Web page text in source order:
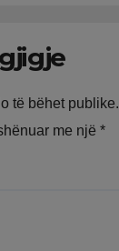
të bëhet publike.
me një *